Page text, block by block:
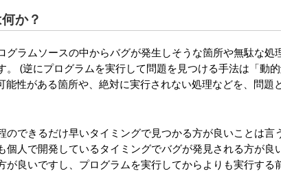
か？
ラムソースの中からバグが発生しそうな箇所や無駄な処
。 (逆にプログラムを実行して問題を見つける手法は「動
性がある箇所や、絶対に実行されない処理などを、問題
できるだけ早いタイミングで見つかる方が良いことは言
個人で開発しているタイミングでバグが発見される方が良
良いですし、プログラムを実行してからよりも実行する